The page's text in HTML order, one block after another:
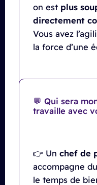
on est plus
directement
Vous avez
la force d’une
💬 Qui sera
travaille avec
👉 Un chef de
accompagne
le temps de